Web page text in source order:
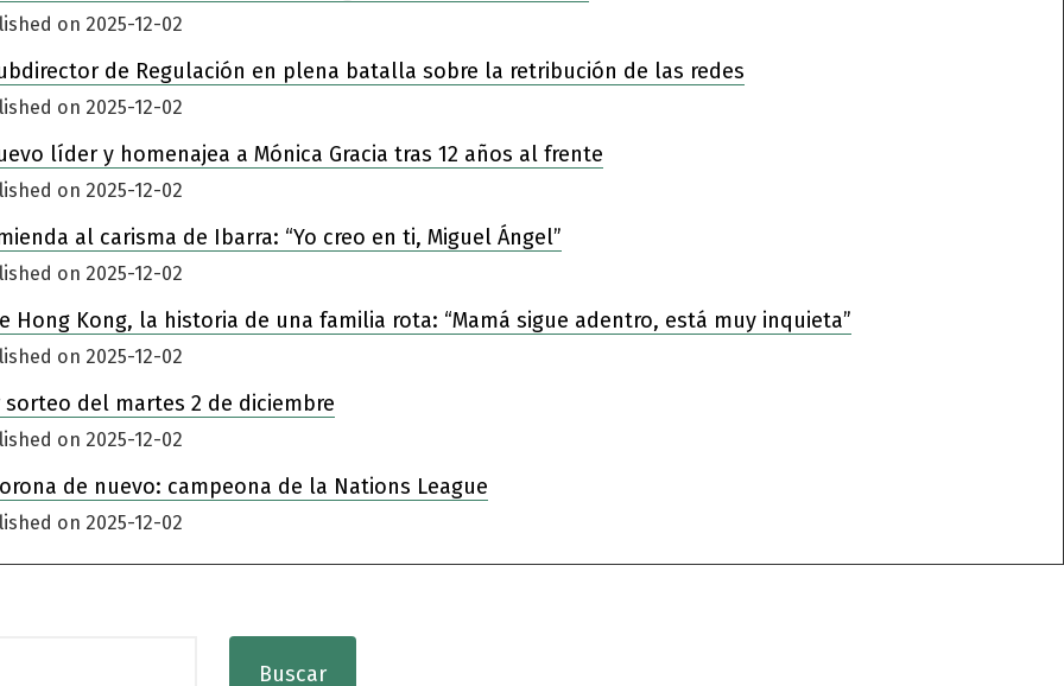
on 2025-12-02
de Regulación en plena batalla sobre la retribución de las redes
on 2025-12-02
líder y homenajea a Mónica Gracia tras 12 años al frente
on 2025-12-02
al carisma de Ibarra: “Yo creo en ti, Miguel Ángel”
on 2025-12-02
Kong, la historia de una familia rota: “Mamá sigue adentro, está muy inquieta”
on 2025-12-02
del martes 2 de diciembre
on 2025-12-02
de nuevo: campeona de la Nations League
on 2025-12-02
Buscar